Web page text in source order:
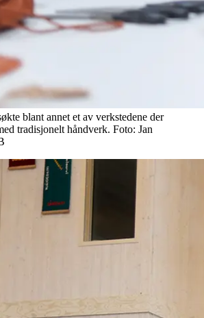
blant annet et av verkstedene der
tradisjonelt håndverk. Foto: Jan